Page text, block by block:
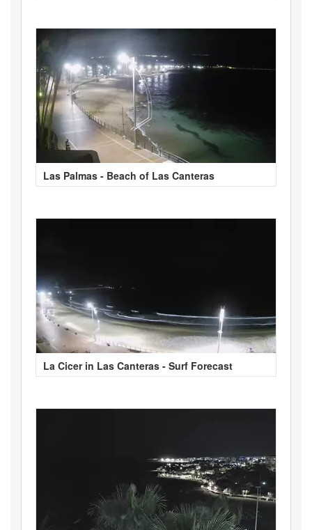
Las Palmas - Beach of Las Canteras
La Cicer in Las Canteras - Surf Forecast